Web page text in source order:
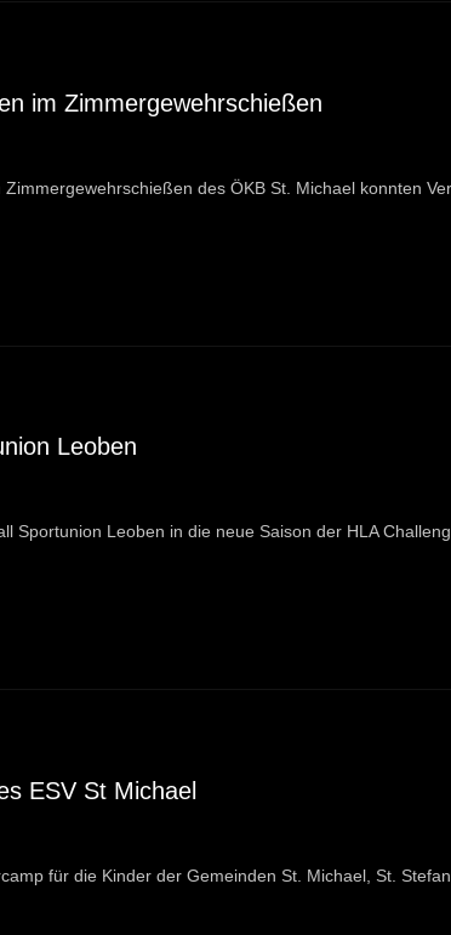
im Zimmergewehrschießen
des ÖKB St. Michael konnten
Leoben
Sportunion Leoben in die neue Saison der HLA
ESV St Michael
für die Kinder der Gemeinden St. Michael, St.